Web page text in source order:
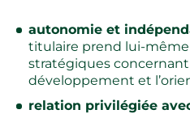
autonomie et
titulaire prend lui-même
stratégiques concernant
développement et
relation privilégiée